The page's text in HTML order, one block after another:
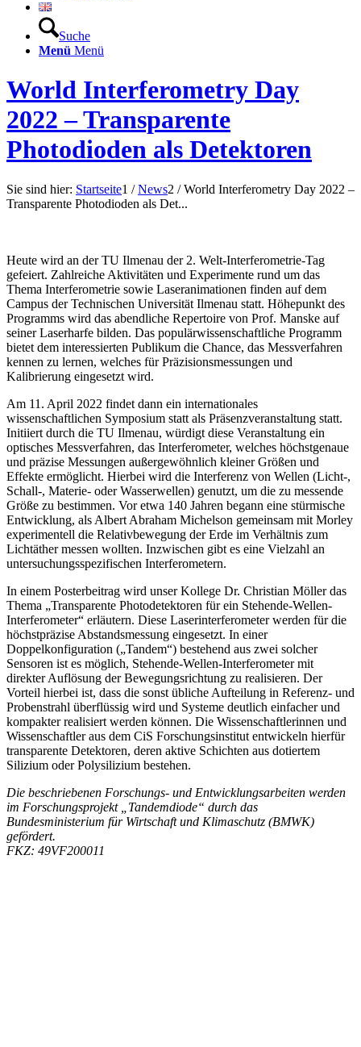
Suche
Menü Menü
World Interferometry Day
2022 – Transparente
Photodioden als Detektoren
Sie sind hier: Startseite1 / News2 / World Interferometry Day 2022 –
Transparente Photodioden als Det...
Heute wird an der TU Ilmenau der 2. Welt-Interferometrie-Tag
gefeiert. Zahlreiche Aktivitäten und Experimente rund um das
Thema Interferometrie sowie Laseranimationen finden auf dem
Campus der Technischen Universität Ilmenau statt. Höhepunkt des
Programms wird das abendliche Repertoire von Prof. Manske auf
seiner Laserharfe bilden. Das populärwissenschaftliche Programm
bietet dem interessierten Publikum die Chance, das Messverfahren
kennen zu lernen, welches für Präzisionsmessungen und
Kalibrierung eingesetzt wird.
Am 11. April 2022 findet dann ein internationales
wissenschaftlichen Symposium statt als Präsenzveranstaltung statt.
Initiiert durch die TU Ilmenau, würdigt diese Veranstaltung ein
optisches Messverfahren, das Interferometer, welches höchstgenaue
und präzise Messungen außergewöhnlich kleiner Größen und
Effekte ermöglicht. Hierbei wird die Interferenz von Wellen (Licht-,
Schall-, Materie- oder Wasserwellen) genutzt, um die zu messende
Größe zu bestimmen. Vor etwa 140 Jahren begann eine stürmische
Entwicklung, als Albert Abraham Michelson gemeinsam mit Morley
experimentell die Relativbewegung der Erde im Verhältnis zum
Lichtäther messen wollten. Inzwischen gibt es eine Vielzahl an
untersuchungsspezifischen Interferometern.
In einem Posterbeitrag wird unser Kollege Dr. Christian Möller das
Thema „Transparente Photodetektoren für ein Stehende-Wellen-
Interferometer“ erläutern. Diese Laserinterferometer werden für die
höchstpräzise Abstandsmessung eingesetzt. In einer
Doppelkonfiguration („Tandem“) bestehend aus zwei solcher
Sensoren ist es möglich, Stehende-Wellen-Interferometer mit
direkter Auflösung der Bewegungsrichtung zu realisieren. Der
Vorteil hierbei ist, dass die sonst übliche Aufteilung in Referenz- und
Probenstrahl überflüssig wird und Systeme deutlich einfacher und
kompakter realisiert werden können. Die Wissenschaftlerinnen und
Wissenschaftler aus dem CiS Forschungsinstitut entwickeln hierfür
transparente Detektoren, deren aktive Schichten aus dotiertem
Silizium oder Polysilizium bestehen.
Die beschriebenen Forschungs- und Entwicklungsarbeiten werden
im Forschungsprojekt „Tandemdiode“ durch das
Bundesministerium für Wirtschaft und Klimaschutz (BMWK)
gefördert.
FKZ: 49VF200011